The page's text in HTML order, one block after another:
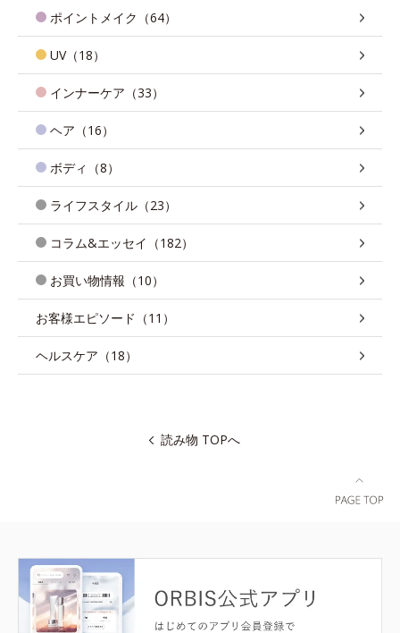
ポイントメイク（64）
UV（18）
インナーケア（33）
ヘア（16）
ボディ（8）
ライフスタイル（23）
コラム&エッセイ（182）
お買い物情報（10）
お客様エピソード（11）
ヘルスケア（18）
読み物 TOPへ